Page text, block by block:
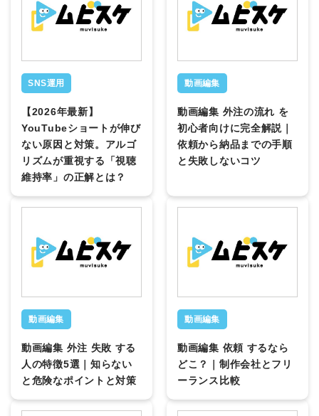
SNS運用
【2026年最新】
YouTubeショートが伸び
ない原因と対策。アルゴ
リズムが重視する「視聴
維持率」の正解とは？
動画編集
動画編集 外注の流れ を
初心者向けに完全解説｜
依頼から納品までの手順
と失敗しないコツ
動画編集
動画編集 外注 失敗 する
人の特徴5選｜知らない
と危険なポイントと対策
動画編集
動画編集 依頼 するなら
どこ？｜制作会社とフリ
ーランス比較